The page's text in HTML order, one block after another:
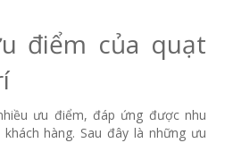
điểm của quạt
ưu điểm, đáp ứng được nhu
hàng. Sau đây là những ưu